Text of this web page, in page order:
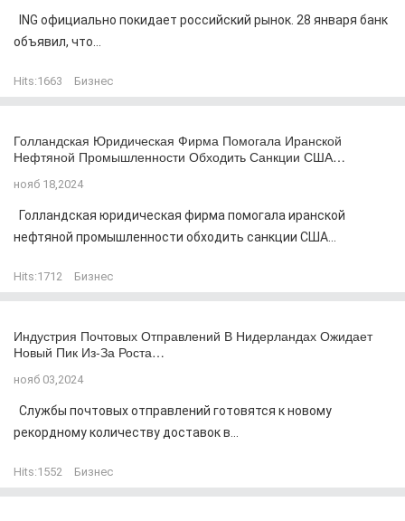
ING официально покидает российский рынок. 28 января банк
объявил, что...
Hits:1663 Бизнес
Голландская Юридическая Фирма Помогала Иранской
Нефтяной Промышленности Обходить Санкции США…
нояб 18,2024
Голландская юридическая фирма помогала иранской
нефтяной промышленности обходить санкции США...
Hits:1712 Бизнес
Индустрия Почтовых Отправлений В Нидерландах Ожидает
Новый Пик Из-За Роста…
нояб 03,2024
Службы почтовых отправлений готовятся к новому
рекордному количеству доставок в...
Hits:1552 Бизнес